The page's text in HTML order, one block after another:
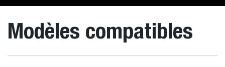
Modèles compatibles